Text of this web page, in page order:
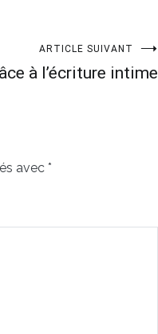
ARTICLE SUIVANT
à l’écriture intime
avec *